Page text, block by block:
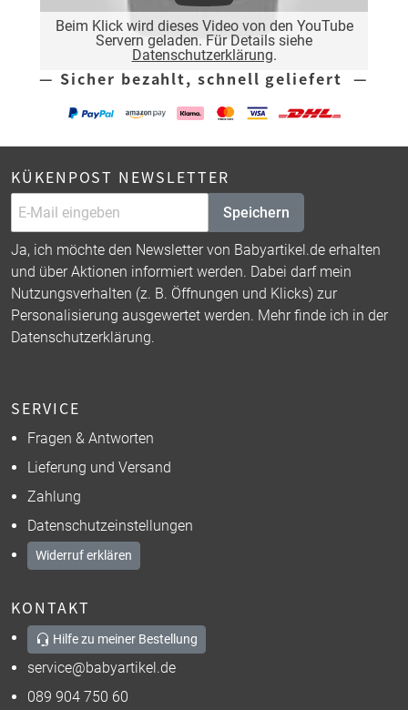
Beim Klick wird dieses Video von den YouTube
Servern geladen. Für Details siehe
Datenschutzerklärung.
— Sicher bezahlt, schnell geliefert —
KÜKENPOST NEWSLETTER
Speichern
Ja, ich möchte den Newsletter von Babyartikel.de erhalten
und über Aktionen informiert werden. Dabei darf mein
Nutzungsverhalten (z. B. Öffnungen und Klicks) zur
Personalisierung ausgewertet werden. Mehr finde ich in der
Datenschutzerklärung.
SERVICE
Fragen & Antworten
Lieferung und Versand
Zahlung
Datenschutzeinstellungen
Widerruf erklären
KONTAKT
Hilfe zu meiner Bestellung
service@babyartikel.de
089 904 750 60